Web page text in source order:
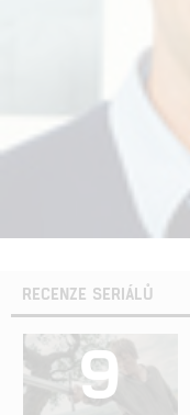
RECENZE SERIÁLŮ
9